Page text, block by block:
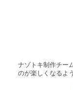
ナゾトキ制作チー
のが楽しくなるよ